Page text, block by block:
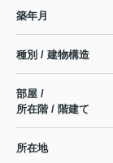
築年月
種別 / 建物構造
部屋 /
所在階 / 階建て
所在地